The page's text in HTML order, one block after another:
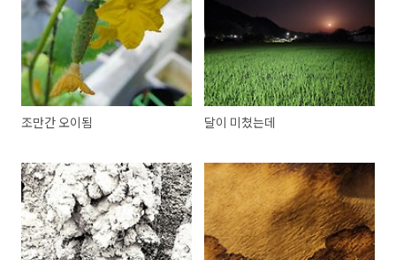
조만간 오이됨 달이 미쳤는데